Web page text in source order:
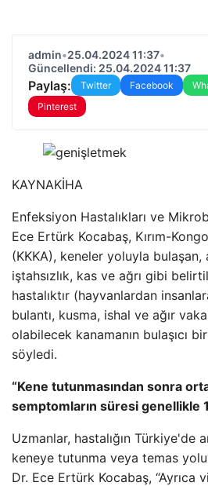
admin•25.04.2024 11:37•
Güncellendi: 25.04.2024 11:37
Paylaş: Twitter Facebook
Pinterest
KAYNAKİHA
Enfeksiyon Hastalıkları ve
Ece Ertürk Kocabaş, Kırım-
(KKKA), keneler yoluyla bulaşan,
iştahsızlık, kas ve ağrı gibi
hastalıktır (hayvanlardan
bulantı, kusma, ishal ve ağır
olabilecek kanamanın bulaşıcı
söyledi.
“Kene tutunmasından sonra
semptomların süresi genellikle
Uzmanlar, hastalığın Türkiye'de
keneye tutunma veya temas
Dr. Ece Ertürk Kocabaş, “Ayrıca